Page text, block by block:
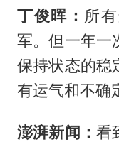
丁俊晖： 所
军。但一年一
保持状态的稳
有运气和不确
澎湃新闻：看